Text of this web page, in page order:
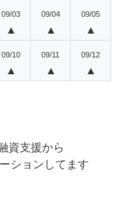
09/03
▲
09/04
▲
09/05
▲
09/10
▲
09/11
▲
09/12
▲
資支援から
ションしてます